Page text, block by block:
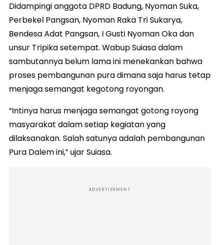
Didampingi anggota DPRD Badung, Nyoman Suka,
Perbekel Pangsan, Nyoman Raka Tri Sukarya,
Bendesa Adat Pangsan, I Gusti Nyoman Oka dan
unsur Tripika setempat. Wabup Suiasa dalam
sambutannya belum lama ini menekankan bahwa
proses pembangunan pura dimana saja harus tetap
menjaga semangat kegotong royongan.
“Intinya harus menjaga semangat gotong royong
masyarakat dalam setiap kegiatan yang
dilaksanakan. Salah satunya adalah pembangunan
Pura Dalem ini,” ujar Suiasa.
ADVERTISEMENT